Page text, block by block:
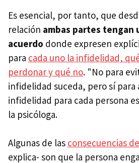
Es esencial, por tanto, que
relación ambas partes tengan
acuerdo donde expresen
para cada uno la infidelidad,
perdonar y qué no. "No para
infidelidad suceda, pero sí para
infidelidad para cada persona
la psicóloga.
Algunas de las consecuencias
explica- son que la persona